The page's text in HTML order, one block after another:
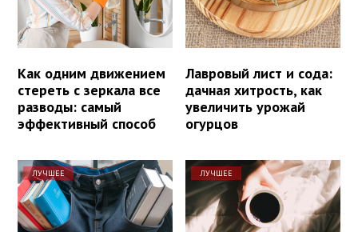
Как одним движением
стереть с зеркала все
разводы: самый
эффективный способ
Лавровый лист и сода:
дачная хитрость, как
увеличить урожай
огурцов
ЛУЧШЕЕ ЛУЧШЕЕ